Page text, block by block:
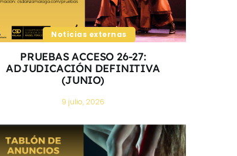
Noticias externas
PRUEBAS ACCESO 26-27:
ADJUDICACIÓN DEFINITIVA
(JUNIO)
9 julio, 2026